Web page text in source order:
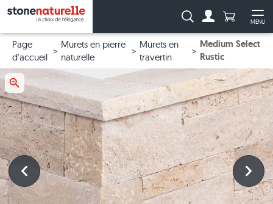
MENU
Recherche :Anzahl
Page
d'accueil
Murets en pierre
naturelle
Murets en
travertin
Medium Select
Rustic